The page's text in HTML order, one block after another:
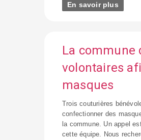
En savoir plus
La commune
volontaires
masques
Trois couturières
confectionner des
la commune. Un appel
cette équipe. Nous